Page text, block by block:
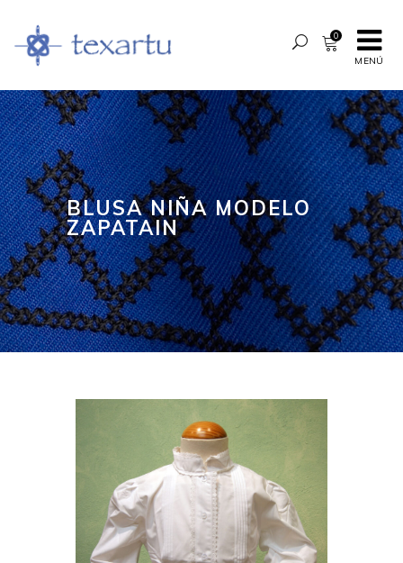
MENÚ
0
BLUSA NIÑA MODELO
ZAPATAIN